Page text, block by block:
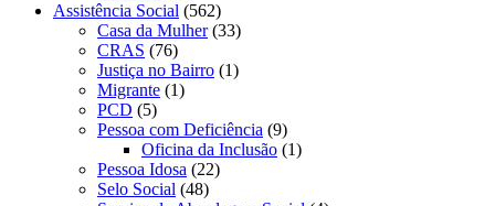
Assistência Social (562)
Casa da Mulher(33)
CRAS (76)
Justiça no Bairro (1)
Migrante (1)
PCD (5)
Pessoa com Deficiência (9)
Oficina da Inclusão (1)
Pessoa Idosa (22)
Selo Social (48)